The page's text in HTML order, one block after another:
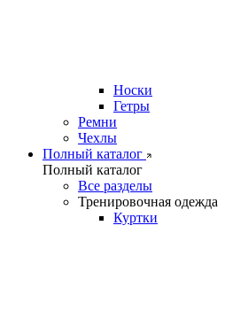
Носки
Гетры
Ремни
Чехлы
Полный каталог
Полный каталог
Все разделы
Тренировочная одежда
Куртки